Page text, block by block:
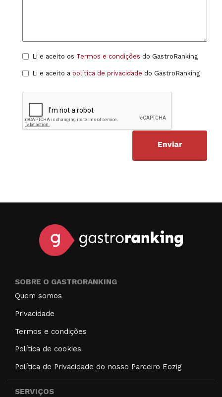
Li e aceito os Termos e condições do GastroRanking
Li e aceito a política de privacidade do GastroRanking
SOBRE O GASTRORANKING
Quem somos
Privacidade
Termos e condições
Política de cookies
Política de Privacidade do nosso Parceiro Eozig
SERVIÇOS